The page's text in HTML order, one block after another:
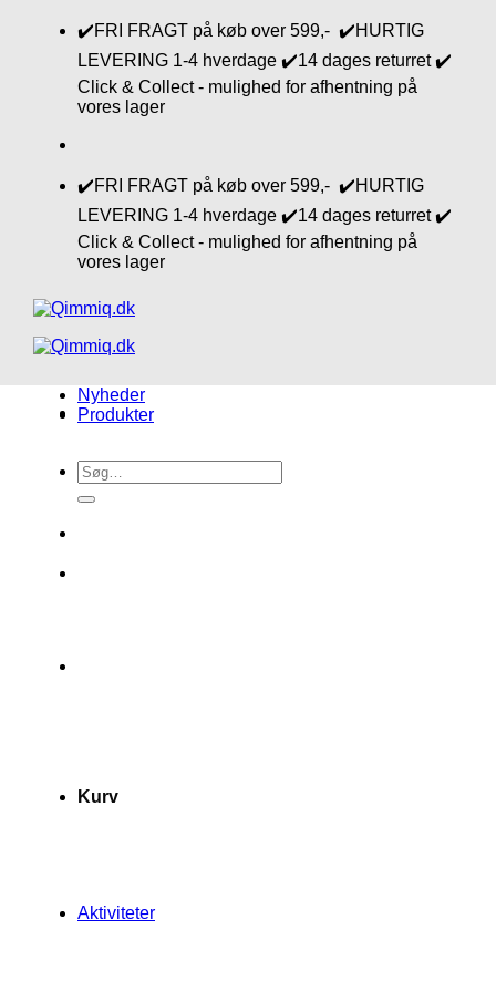
✔️FRI FRAGT på køb over 599,- ✔️HURTIG
LEVERING 1-4 hverdage ✔️14 dages returret ✔️
Click & Collect - mulighed for afhentning på
vores lager
✔️FRI FRAGT på køb over 599,- ✔️HURTIG
LEVERING 1-4 hverdage ✔️14 dages returret ✔️
Click & Collect - mulighed for afhentning på
vores lager
Søg
efter:
Kurv
Nyheder
Produkter
Aktiviteter